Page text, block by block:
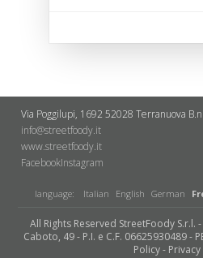
Via Poggilupi, 1692 52028 Terranuova
info@streetfoody.it
www.streetfoody.it
Facebook​Instagram
language: Italian English German
All Rights Reserved StreetFoody S.r.l.
Caboto, 49 - P.I. e C.F. 06625930489 -
Policy-